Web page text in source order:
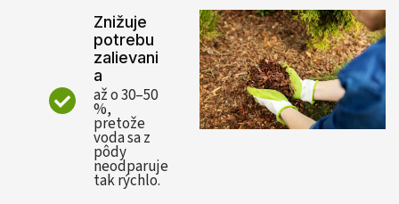
Znižuje
potrebu
zalievani
a
až o 30–50
%,
pretože
voda sa z
pôdy
neodparuje
tak rýchlo.